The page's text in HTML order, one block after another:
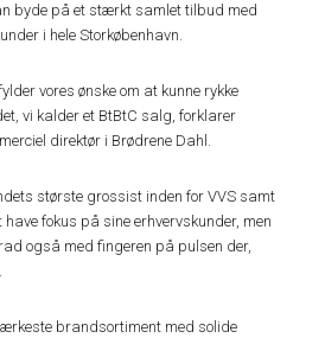
byde på et stærkt samlet tilbud med
i hele Storkøbenhavn.
vores ønske om at kunne rykke
vi kalder et BtBtC salg, forklarer
direktør i Brødrene Dahl.
største grossist inden for VVS samt
fokus på sine erhvervskunder, men
også med fingeren på pulsen der,
brandsortiment med solide